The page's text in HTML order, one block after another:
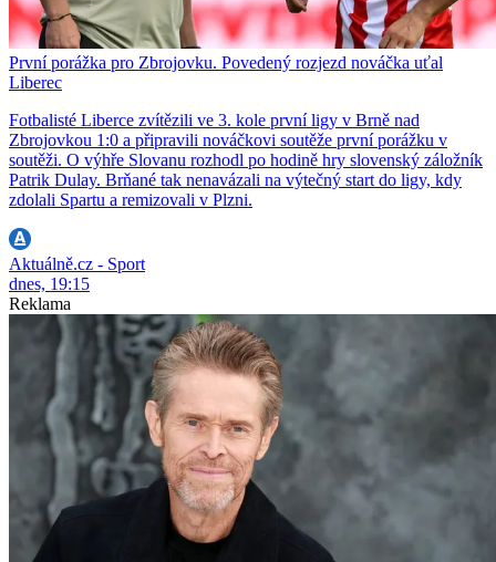
První porážka pro Zbrojovku. Povedený rozjezd nováčka uťal
Liberec
Fotbalisté Liberce zvítězili ve 3. kole první ligy v Brně nad
Zbrojovkou 1:0 a připravili nováčkovi soutěže první porážku v
soutěži. O výhře Slovanu rozhodl po hodině hry slovenský záložník
Patrik Dulay. Brňané tak nenavázali na výtečný start do ligy, kdy
zdolali Spartu a remizovali v Plzni.
Aktuálně.cz - Sport
dnes, 19:15
Reklama